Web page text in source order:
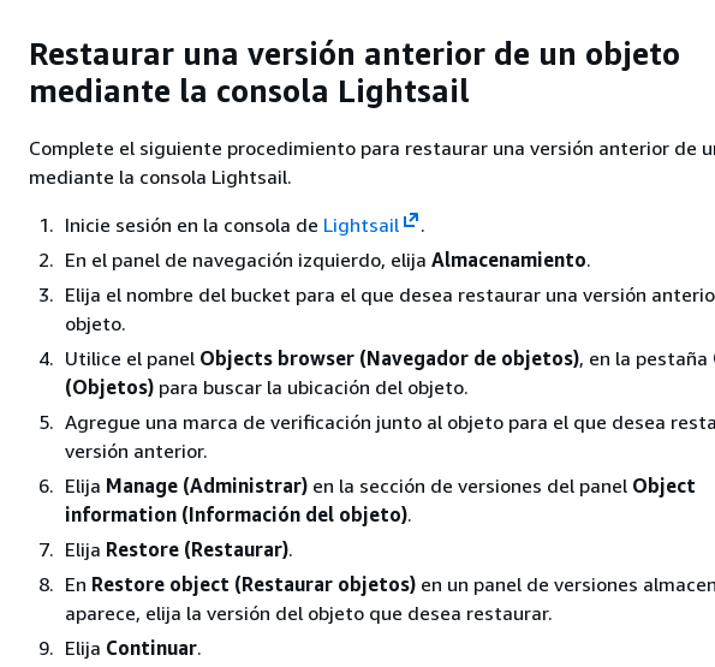
Restaurar una versión anterior de un objeto
mediante la consola Lightsail
Complete el siguiente procedimiento para restaurar una versión anterior de
mediante la consola Lightsail.
Inicie sesión en la consola de Lightsail
.
En el panel de navegación izquierdo, elija Almacenamiento.
Elija el nombre del bucket para el que desea restaurar una versión
objeto.
Utilice el panel Objects browser (Navegador de objetos), en la pestaña
(Objetos) para buscar la ubicación del objeto.
Agregue una marca de verificación junto al objeto para el que desea
versión anterior.
Elija Manage (Administrar) en la sección de versiones del panel Object
information (Información del objeto).
Elija Restore (Restaurar).
En Restore object (Restaurar objetos) en un panel de versiones
aparece, elija la versión del objeto que desea restaurar.
Elija Continuar.